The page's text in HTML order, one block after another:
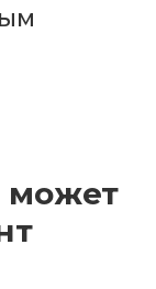
может